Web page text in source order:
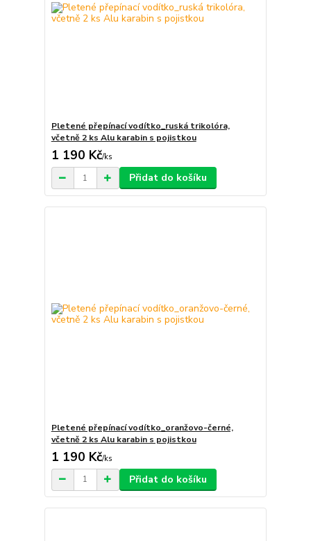
Pletené přepínací vodítko_ruská trikolóra,
včetně 2 ks Alu karabin s pojistkou
1 190 Kč/ks
Přidat do košíku
Pletené přepínací vodítko_oranžovo-černé,
včetně 2 ks Alu karabin s pojistkou
1 190 Kč/ks
Přidat do košíku